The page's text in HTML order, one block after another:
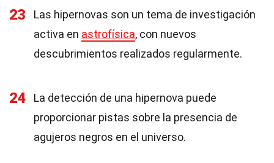
23
Las hipernovas son un tema de investigación
activa en astrofísica, con nuevos
descubrimientos realizados regularmente.
24
La detección de una hipernova puede
proporcionar pistas sobre la presencia de
agujeros negros en el universo.